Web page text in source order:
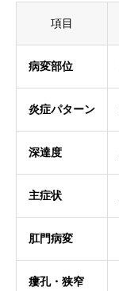
項目
病変部位
炎症パターン
深達度
主症状
肛門病変
瘻孔・狭窄